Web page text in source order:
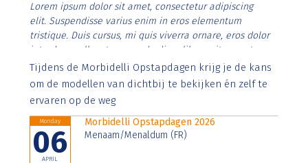
Lorem ipsum dolor sit amet, consectetur adipiscing
elit. Suspendisse varius enim in eros elementum
tristique. Duis cursus, mi quis viverra ornare, eros dolor
interdum nulla, ut commodo diam libero vitae erat.
Aenean faucibus nibh et justo cursus id rutrum lorem
imperdiet. Nunc ut sem vitae risus tristique posuere.
Tijdens de Morbidelli Opstapdagen krijg je de kans
om de modellen van dichtbij te bekijken én zelf te
ervaren op de weg
Monday
06
APRIL
Morbidelli Opstapdagen 2026
Menaam/Menaldum (FR)